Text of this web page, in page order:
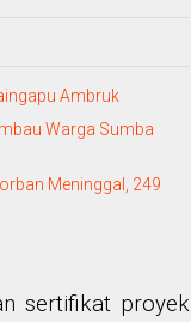
Ambruk
Warga Sumba
Meninggal, 249
sertifikat proyek